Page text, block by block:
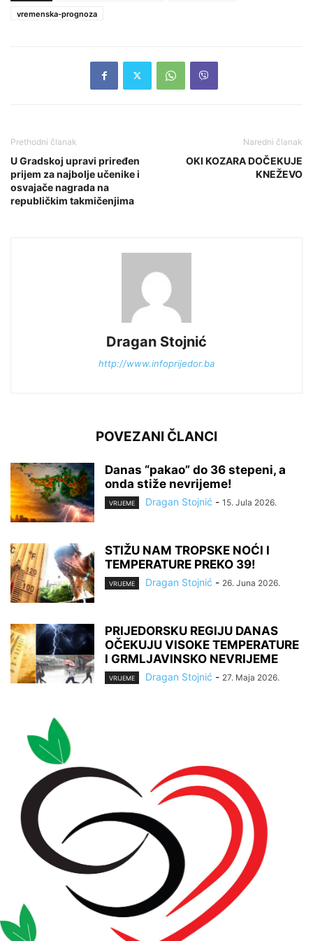
vremenska-prognoza
Prethodni članak
U Gradskoj upravi priređen
prijem za najbolje učenike i
osvajače nagrada na
republičkim takmičenjima
Naredni članak
OKI KOZARA DOČEKUJE
KNEŽEVO
Dragan Stojnić
http://www.infoprijedor.ba
POVEZANI ČLANCI
Danas “pakao” do 36 stepeni, a
onda stiže nevrijeme!
VRIJEME Dragan Stojnić - 15. Jula 2026.
STIŽU NAM TROPSKE NOĆI I
TEMPERATURE PREKO 39!
VRIJEME Dragan Stojnić - 26. Juna 2026.
PRIJEDORSKU REGIJU DANAS
OČEKUJU VISOKE TEMPERATURE
I GRMLJAVINSKO NEVRIJEME
VRIJEME Dragan Stojnić - 27. Maja 2026.